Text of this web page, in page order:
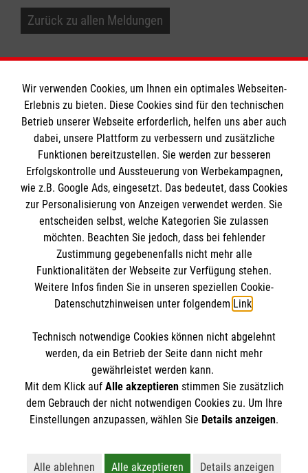
Zurück zu allen Meldungen
Informationen
Impressum
Datenschutz
Barrierefreiheit
Kontakt
Die Malteser
Malteser in Deutschland
Malteserorden
Sharepoint
Spendenkonto
Bank: Pax-Bank für Kirche und Caritas eG
IBAN: DE26 3706 0120 1201 2260 11
BIC: GENODED1PA7
So finden Sie uns
Mittelstraße 1
04600 Altenburg
Email:nadine.koerner@malteser.org
Der Malteser Hilfsdienst e.V. ist als eingetragene
Gewerbesteuer befreit.
Wir verwenden Cookies, um Ihnen ein optimales Webseiten-
Erlebnis zu bieten. Diese Cookies sind für den technischen
Betrieb unserer Webseite erforderlich, helfen uns aber auch
dabei, unsere Plattform zu verbessern und zusätzliche
Funktionen bereitzustellen. Sie werden zur besseren
Erfolgskontrolle und Aussteuerung von Werbekampagnen,
wie z.B. Google Ads, eingesetzt. Das bedeutet, dass Cookies
zur Personalisierung von Anzeigen verwendet werden. Sie
entscheiden selbst, welche Kategorien Sie zulassen
möchten. Beachten Sie jedoch, dass bei fehlender
Zustimmung gegebenenfalls nicht mehr alle
Funktionalitäten der Webseite zur Verfügung stehen.
Weitere Infos finden Sie in unseren speziellen Cookie-
Datenschutzhinweisen unter folgendem Link.
Technisch notwendige Cookies können nicht abgelehnt
werden, da ein Betrieb der Seite dann nicht mehr
gewährleistet werden kann.
Mit dem Klick auf Alle akzeptierenstimmen Sie zusätzlich
dem Gebrauch der nicht notwendigen Cookies zu. Um Ihre
Einstellungen anzupassen, wählen Sie Details anzeigen.
Alle ablehnen Alle akzeptieren Details anzeigen